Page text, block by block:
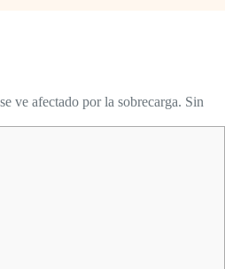
ve afectado por la sobrecarga. Sin